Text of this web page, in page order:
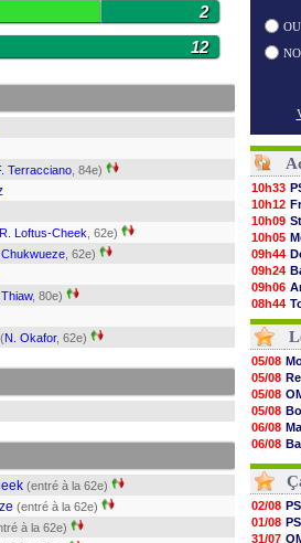
2
12
Terracciano , 84e)
R. Loftus-Cheek , 62e)
, 62e)
, 80e)
(N. Okafor, 62e)
(entré à la 62e)
(entré à la 62e)
à la 62e)
10h33
10h12
10h09
10h05
09h44
09h24
09h06
08h44
08h22
06/08
06/08
06/08
06/08
06/08
06/08
06/08
06/08
06/08
06/08
06/08
06/08
06/08
05/08
05/08
05/08
05/08
06/08
06/08
06/08
02/08
01/08
31/07